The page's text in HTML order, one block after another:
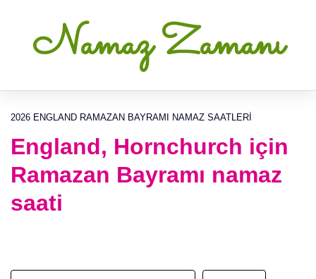
Namaz Zamanı
2026 ENGLAND RAMAZAN BAYRAMI NAMAZ SAATLERI
England, Hornchurch için
Ramazan Bayramı namaz
saati